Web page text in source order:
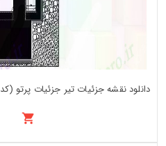
دانلود نقشه جزئیات تیر جزئیات پرتو (کد54961)